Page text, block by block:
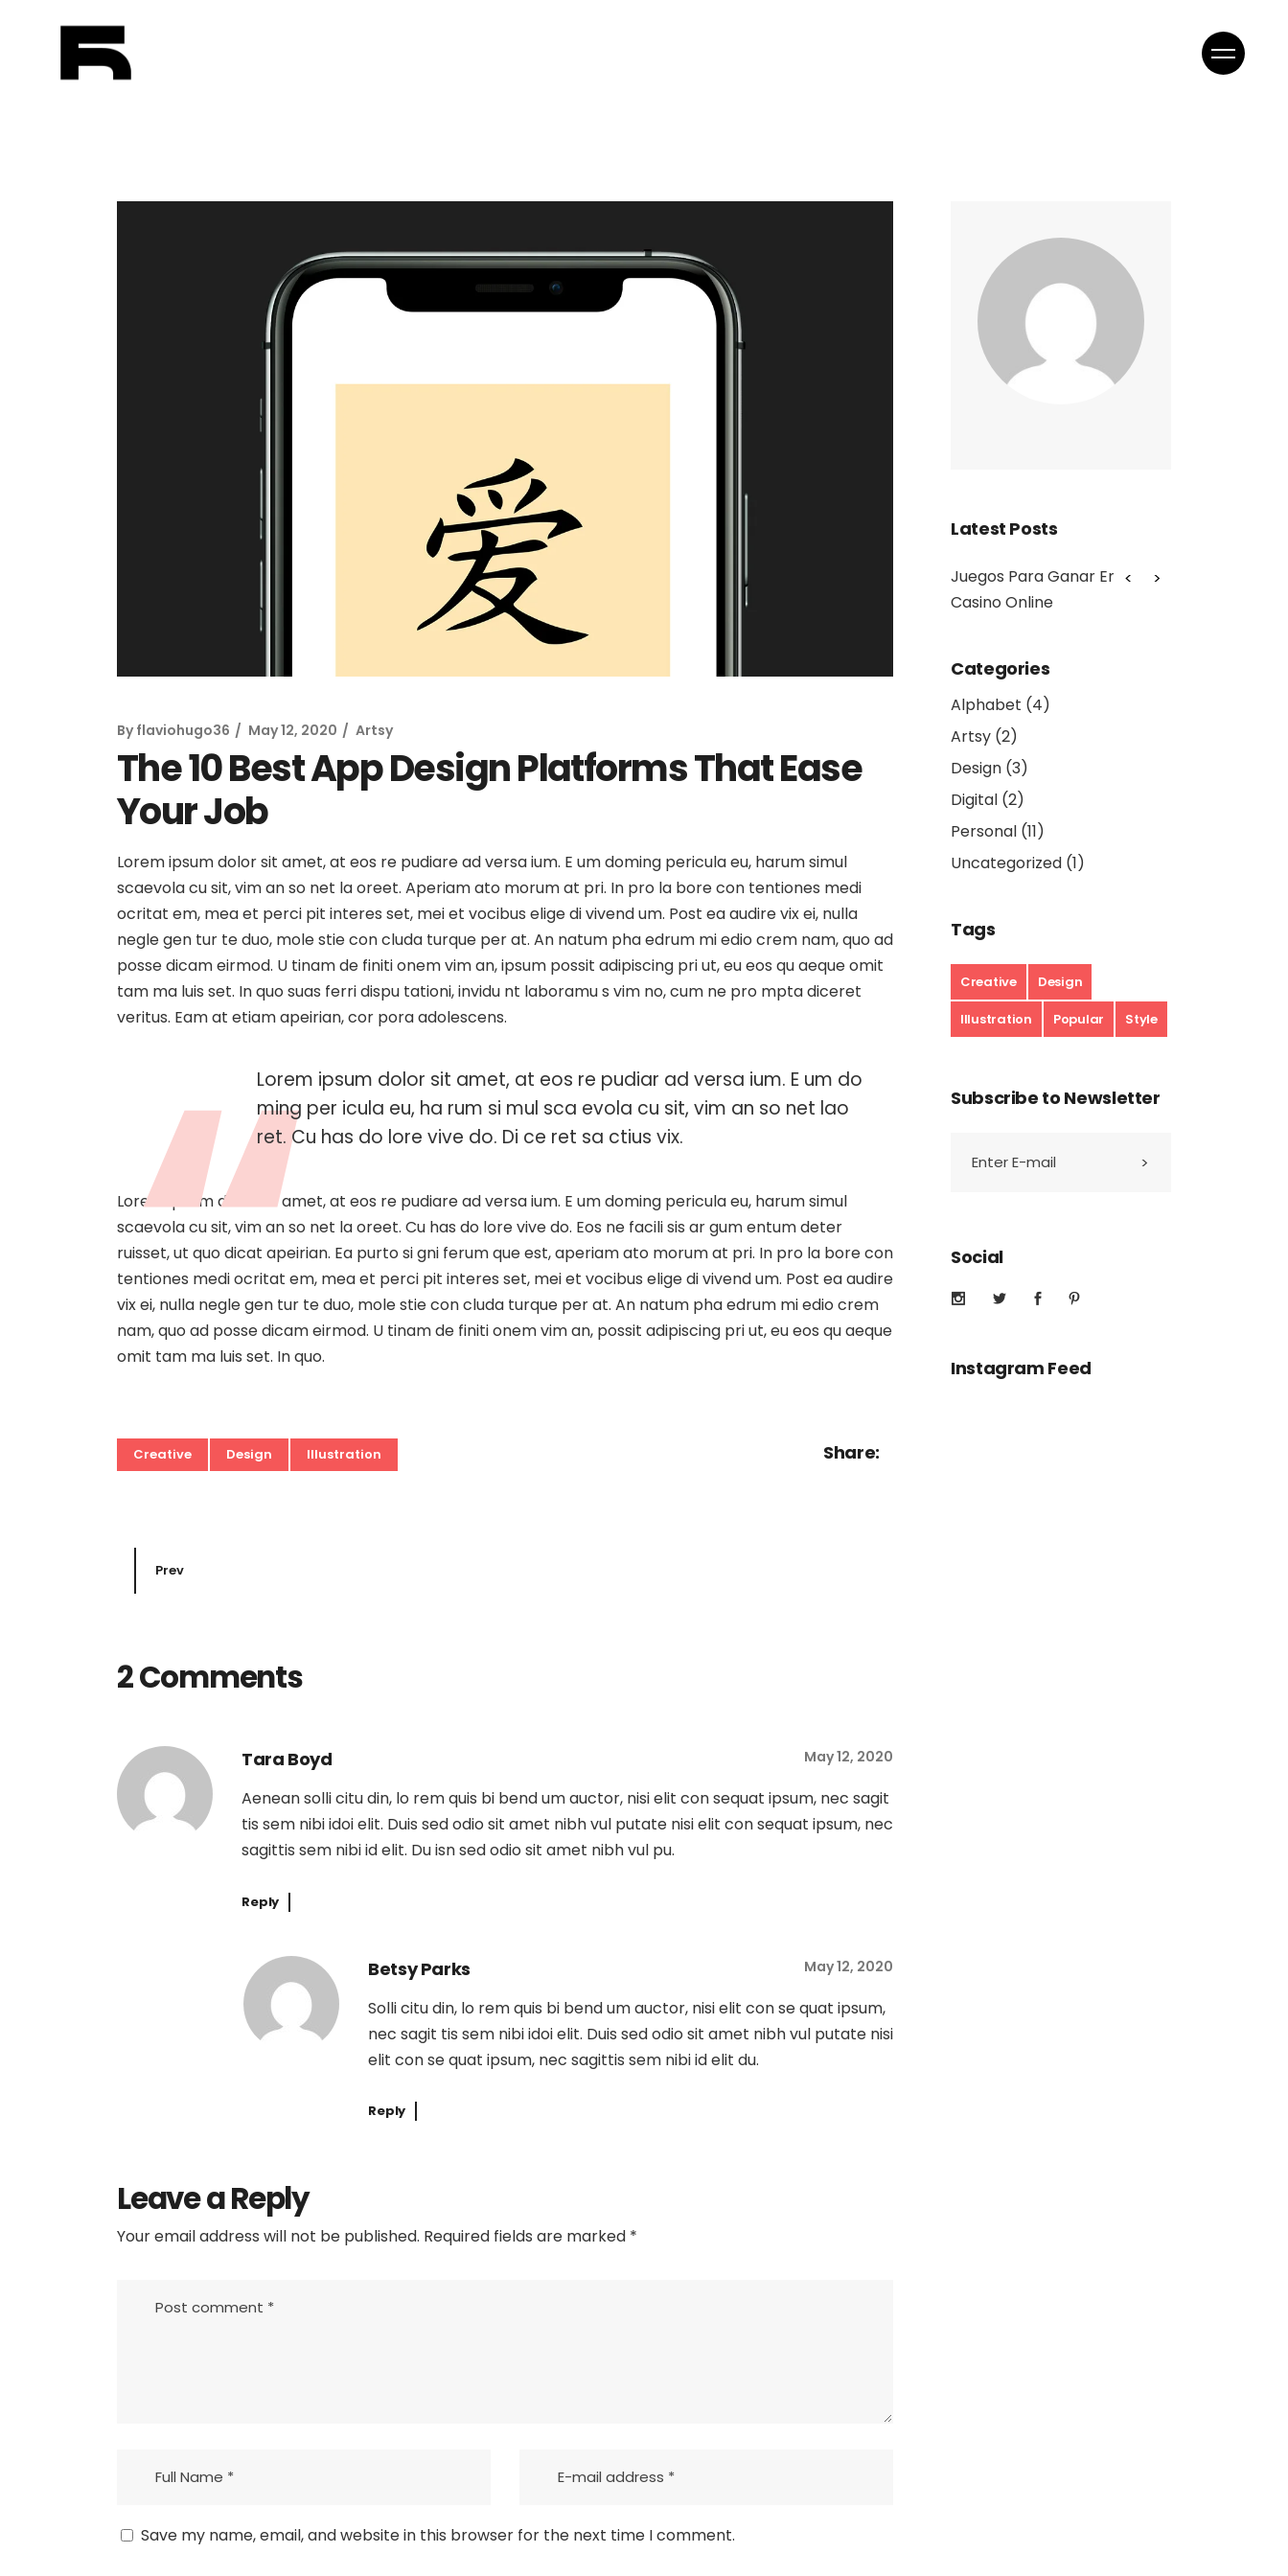
By flaviohugo36 May 12, 2020 Artsy
The 10 Best App Design Platforms That Ease
Your Job
Lorem ipsum dolor sit amet, at eos re pudiare ad versa ium. E um doming pericula eu, harum simul
scaevola cu sit, vim an so net la oreet. Aperiam ato morum at pri. In pro la bore con tentiones medi
ocritat em, mea et perci pit interes set, mei et vocibus elige di vivend um. Post ea audire vix ei, nulla
negle gen tur te duo, mole stie con cluda turque per at. An natum pha edrum mi edio crem nam, quo ad
posse dicam eirmod. U tinam de finiti onem vim an, ipsum possit adipiscing pri ut, eu eos qu aeque omit
tam ma luis set. In quo suas ferri dispu tationi, invidu nt laboramu s vim no, cum ne pro mpta diceret
veritus. Eam at etiam apeirian, cor pora adolescens.
Lorem ipsum dolor sit amet, at eos re pudiar ad versa ium. E um do
ming per icula eu, ha rum si mul sca evola cu sit, vim an so net lao
ret. Cu has do lore vive do. Di ce ret sa ctius vix.
Lorem ipsum dolor sit amet, at eos re pudiare ad versa ium. E um doming pericula eu, harum simul
scaevola cu sit, vim an so net la oreet. Cu has do lore vive do. Eos ne facili sis ar gum entum deter
ruisset, ut quo dicat apeirian. Ea purto si gni ferum que est, aperiam ato morum at pri. In pro la bore con
tentiones medi ocritat em, mea et perci pit interes set, mei et vocibus elige di vivend um. Post ea audire
vix ei, nulla negle gen tur te duo, mole stie con cluda turque per at. An natum pha edrum mi edio crem
nam, quo ad posse dicam eirmod. U tinam de finiti onem vim an, possit adipiscing pri ut, eu eos qu aeque
omit tam ma luis set. In quo.
Creative Design Illustration Share:
Prev
2 Comments
Tara Boyd May 12, 2020
Aenean solli citu din, lo rem quis bi bend um auctor, nisi elit con sequat ipsum, nec sagit
tis sem nibi idoi elit. Duis sed odio sit amet nibh vul putate nisi elit con sequat ipsum, nec
sagittis sem nibi id elit. Du isn sed odio sit amet nibh vul pu.
Reply
Betsy Parks May 12, 2020
Solli citu din, lo rem quis bi bend um auctor, nisi elit con se quat ipsum,
nec sagit tis sem nibi idoi elit. Duis sed odio sit amet nibh vul putate nisi
elit con se quat ipsum, nec sagittis sem nibi id elit du.
Reply
Leave a Reply
Your email address will not be published. Required fields are marked *
Save my name, email, and website in this browser for the next time I comment.
Latest Posts
Baccarat Online Con Trustly Dream Catcher Con Neteller
Juegos Para Ganar En El
Baccarat Online Con Trustly
Categories
Alphabet (4)
Artsy (2)
Design (3)
Digital (2)
Personal (11)
Uncategorized (1)
Tags
Creative Design
Illustration Popular Style
Subscribe to Newsletter
Social
Instagram Feed